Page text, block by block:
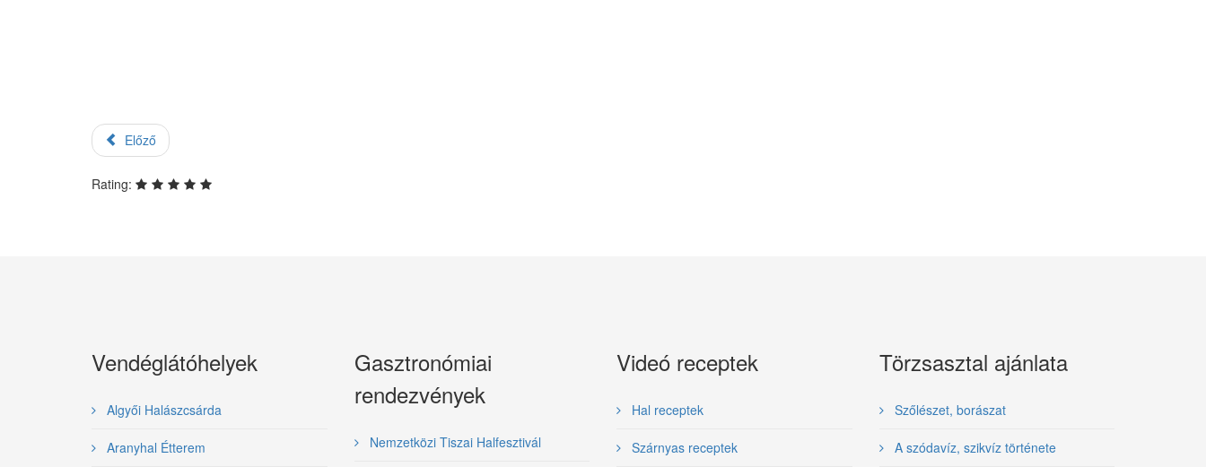
Előző
Rating:
Vendéglátóhelyek
Algyői Halászcsárda
Aranyhal Étterem
Gasztronómiai
rendezvények
Nemzetközi Tiszai Halfesztivál
Videó receptek
Hal receptek
Szárnyas receptek
Törzsasztal ajánlata
Szőlészet, borászat
A szódavíz, szikvíz története